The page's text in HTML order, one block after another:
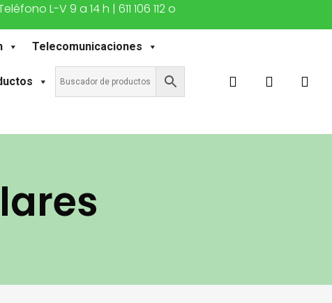
L-V 9 a 14 h | 611 106 112 o
Telecomunicaciones
buscar account